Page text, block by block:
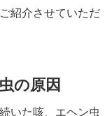
紹介させていただ
の原因
いた咳、エヘン虫